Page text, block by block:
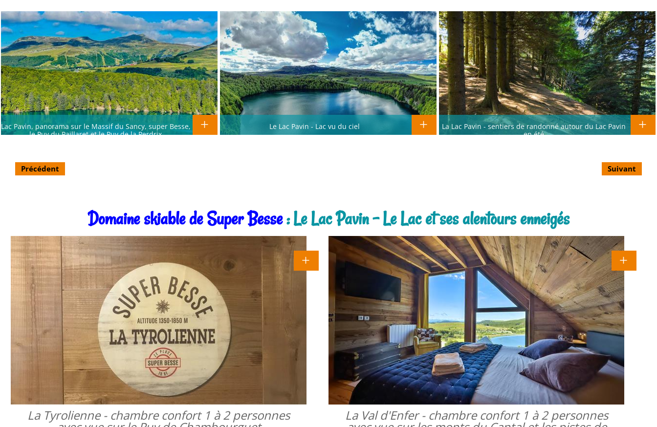
Lac Pavin, panorama sur le Massif du Sancy, super Besse,
le Puy du Paillaret et le Puy de la Perdrix
Le Lac Pavin - Lac vu du ciel
La Lac Pavin - sentiers de randonné autour du Lac Pavin
en été
Précédent Suivant
Domaine skiable de Super Besse: Le Lac Pavin - Le Lac et ses alentours enneigés
La Tyrolienne - chambre confort 1 à 2 personnes La Val d'Enfer - chambre confort 1 à 2 personnes